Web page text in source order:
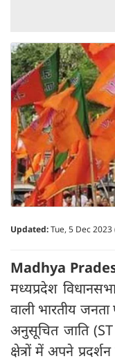
Updated:Tue, 5 Dec 2023
Madhya
मध्यप्रदेश
वाली भारतीय
अनुसूचित जाति
क्षेत्रों में अपने